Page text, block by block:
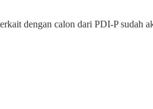
dengan calon dari PDI-P sudah